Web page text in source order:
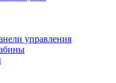
управления